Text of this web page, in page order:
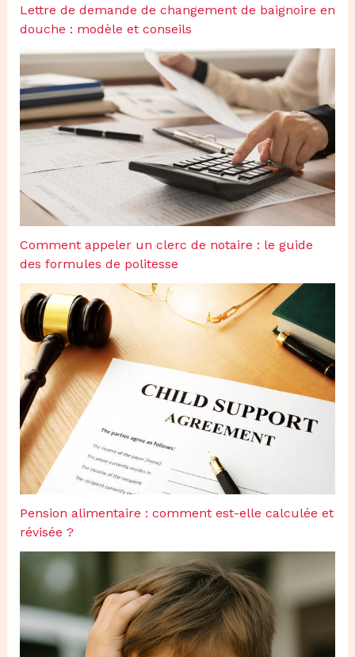
Lettre de demande de changement de baignoire en
douche : modèle et conseils
Comment appeler un clerc de notaire : le guide
des formules de politesse
Pension alimentaire : comment est-elle calculée et
révisée ?